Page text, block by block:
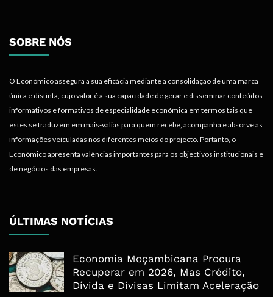
SOBRE NÓS
O Económico assegura a sua eficácia mediante a consolidação de uma marca
única e distinta, cujo valor é a sua capacidade de gerar e disseminar conteúdos
informativos e formativos de especialidade económica em termos tais que
estes se traduzem em mais-valias para quem recebe, acompanha e absorve as
informações veiculadas nos diferentes meios do projecto. Portanto, o
Económico apresenta valências importantes para os objectivos institucionais e
de negócios das empresas.
ÚLTIMAS NOTÍCIAS
Economia Moçambicana Procura
Recuperar em 2026, Mas Crédito,
Dívida e Divisas Limitam Aceleração